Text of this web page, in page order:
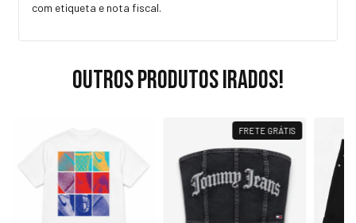
com etiqueta e nota fiscal.
Outros produtos irados!
FRETE GRÁTIS